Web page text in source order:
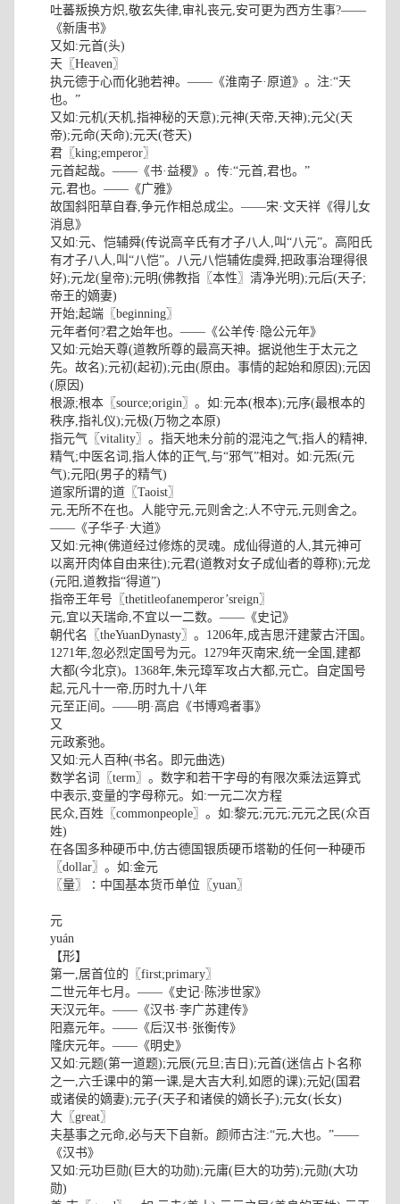
吐蕃叛换方炽,敬玄失律,审礼丧元,安可更为西方生事?——
《新唐书》
又如:元首(头)
天〖Heaven〗
执元德于心而化驰若神。——《淮南子·原道》。注:“天
也。”
又如:元机(天机,指神秘的天意);元神(天帝,天神);元父(天
帝);元命(天命);元天(苍天)
君〖king;emperor〗
元首起哉。——《书·益稷》。传:“元首,君也。”
元,君也。——《广雅》
故国斜阳草自春,争元作相总成尘。——宋·文天祥《得儿女
消息》
又如:元、恺辅舜(传说高辛氏有才子八人,叫“八元”。高阳氏
有才子八人,叫“八恺”。八元八恺辅佐虞舜,把政事治理得很
好);元龙(皇帝);元明(佛教指〖本性〗清净光明);元后(天子;
帝王的嫡妻)
开始;起端〖beginning〗
元年者何?君之始年也。——《公羊传·隐公元年》
又如:元始天尊(道教所尊的最高天神。据说他生于太元之
先。故名);元初(起初);元由(原由。事情的起始和原因);元因
(原因)
根源;根本〖source;origin〗。如:元本(根本);元序(最根本的
秩序,指礼仪);元极(万物之本原)
指元气〖vitality〗。指天地未分前的混沌之气;指人的精神,
精气;中医名词,指人体的正气,与“邪气”相对。如:元炁(元
气);元阳(男子的精气)
道家所谓的道〖Taoist〗
元,无所不在也。人能守元,元则舍之;人不守元,元则舍之。
——《子华子·大道》
又如:元神(佛道经过修炼的灵魂。成仙得道的人,其元神可
以离开肉体自由来往);元君(道教对女子成仙者的尊称);元龙
(元阳,道教指“得道”)
指帝王年号〖thetitleofanemperor’sreign〗
元,宜以天瑞命,不宜以一二数。——《史记》
朝代名〖theYuanDynasty〗。1206年,成吉思汗建蒙古汗国。
1271年,忽必烈定国号为元。1279年灭南宋,统一全国,建都
大都(今北京)。1368年,朱元璋军攻占大都,元亡。自定国号
起,元凡十一帝,历时九十八年
元至正间。——明·高启《书博鸡者事》
又
元政紊弛。
又如:元人百种(书名。即元曲选)
数学名词〖term〗。数字和若干字母的有限次乘法运算式
中表示,变量的字母称元。如:一元二次方程
民众,百姓〖commonpeople〗。如:黎元;元元;元元之民(众百
姓)
在各国多种硬币中,仿古德国银质硬币塔勒的任何一种硬币
〖dollar〗。如:金元
〖量〗∶中国基本货币单位〖yuan〗
元
yuán
【形】
第一,居首位的〖first;primary〗
二世元年七月。——《史记·陈涉世家》
天汉元年。——《汉书·李广苏建传》
阳嘉元年。——《后汉书·张衡传》
隆庆元年。——《明史》
又如:元题(第一道题);元辰(元旦;吉日);元首(迷信占卜名称
之一,六壬课中的第一课,是大吉大利,如愿的课);元妃(国君
或诸侯的嫡妻);元子(天子和诸侯的嫡长子);元女(长女)
大〖great〗
夫基事之元命,必与天下自新。颜师古注:“元,大也。”——
《汉书》
又如:元功巨勋(巨大的功勋);元庸(巨大的功劳);元勋(大功
勋)